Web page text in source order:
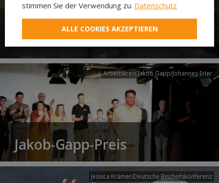
Neuer Pilgerweg Via
Laudato si’
Arbeitskreis Jakob Gapp/Johannes Erler
Jakob-Gapp-Preis
Jessica Krämer/Deutsche Bischofskonferenz
stimmen Sie der Verwendung zu. Datenschutz
ALLE COOKIES AKZEPTIEREN